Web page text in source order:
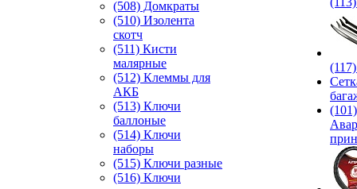
(508) Домкраты
(510) Изолента
скотч
(511) Кисти
малярные
(512) Клеммы для
АКБ
(513) Ключи
баллоные
(514) Ключи
наборы
(515) Ключи разные
(516) Ключи
(101)